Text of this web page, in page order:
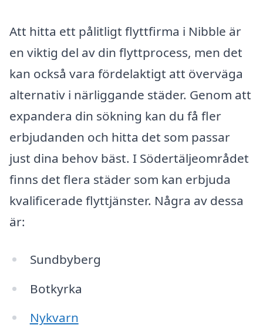
Att hitta ett pålitligt flyttfirma i Nibble är
en viktig del av din flyttprocess, men det
kan också vara fördelaktigt att överväga
alternativ i närliggande städer. Genom att
expandera din sökning kan du få fler
erbjudanden och hitta det som passar
just dina behov bäst. I Södertäljeområdet
finns det flera städer som kan erbjuda
kvalificerade flyttjänster. Några av dessa
är:
Sundbyberg
Botkyrka
Nykvarn